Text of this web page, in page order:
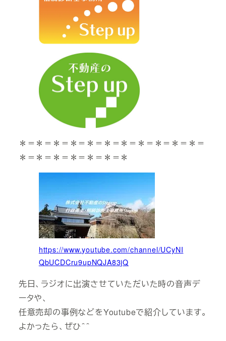
＊＝＊＝＊＝＊＝＊＝＊＝＊＝＊＝＊＝＊＝＊＝
＊＝＊＝＊＝＊＝＊＝＊＝＊
https://www.youtube.com/channel/UCyNI
QbUCDCru9upNQJA83jQ
先日、ラジオに出演させていただいた時の音声デ
ータや、
任意売却の事例などをYoutubeで紹介しています。
よかったら、ぜひ＾＾